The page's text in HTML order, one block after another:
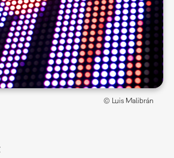
© Luis Malibrán